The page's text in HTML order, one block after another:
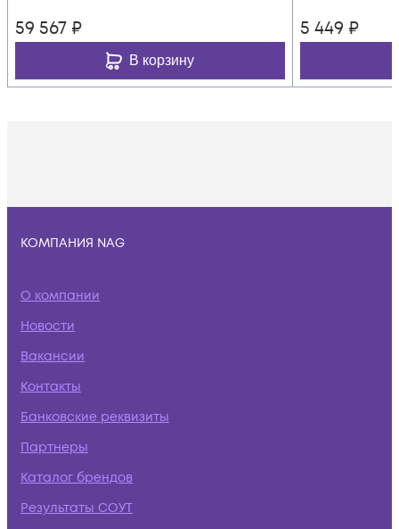
59 567 ₽
В корзину
5 449 ₽
КОМПАНИЯ NAG
О компании
Новости
Вакансии
Контакты
Банковские реквизиты
Партнеры
Каталог брендов
Результаты СОУТ